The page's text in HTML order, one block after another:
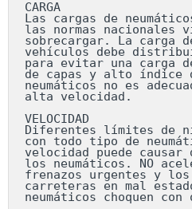
CARGA
Las cargas de
las normas nacionales
sobrecargar. La carga
vehículos debe
para evitar una carga
de capas y alto índice
neumáticos no es
alta velocidad.
VELOCIDAD
Diferentes límites de
con todo tipo de
velocidad puede causar
los neumáticos. NO
frenazos urgentes y
carreteras en mal
neumáticos choquen